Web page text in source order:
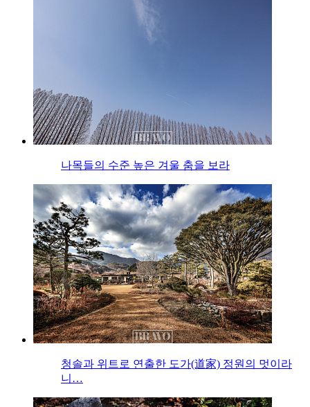
나목들의 수준 높은 겨울 춤을 보라
청솔과 위트로 연출한 도가(道家) 정원의 멋이라
니…